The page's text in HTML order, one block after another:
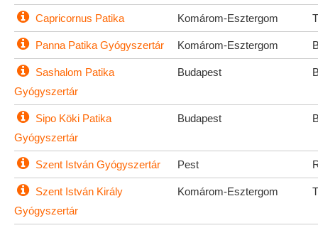
Capricornus Patika Komárom-Esztergom
Panna Patika Gyógyszertár Komárom-Esztergom
Sashalom Patika
Gyógyszertár
Budapest
Sipo Köki Patika
Gyógyszertár
Budapest
Szent István Gyógyszertár Pest
Szent István Király
Gyógyszertár
Komárom-Esztergom